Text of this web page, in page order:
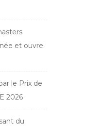
et ouvre
le Prix de
2026
du